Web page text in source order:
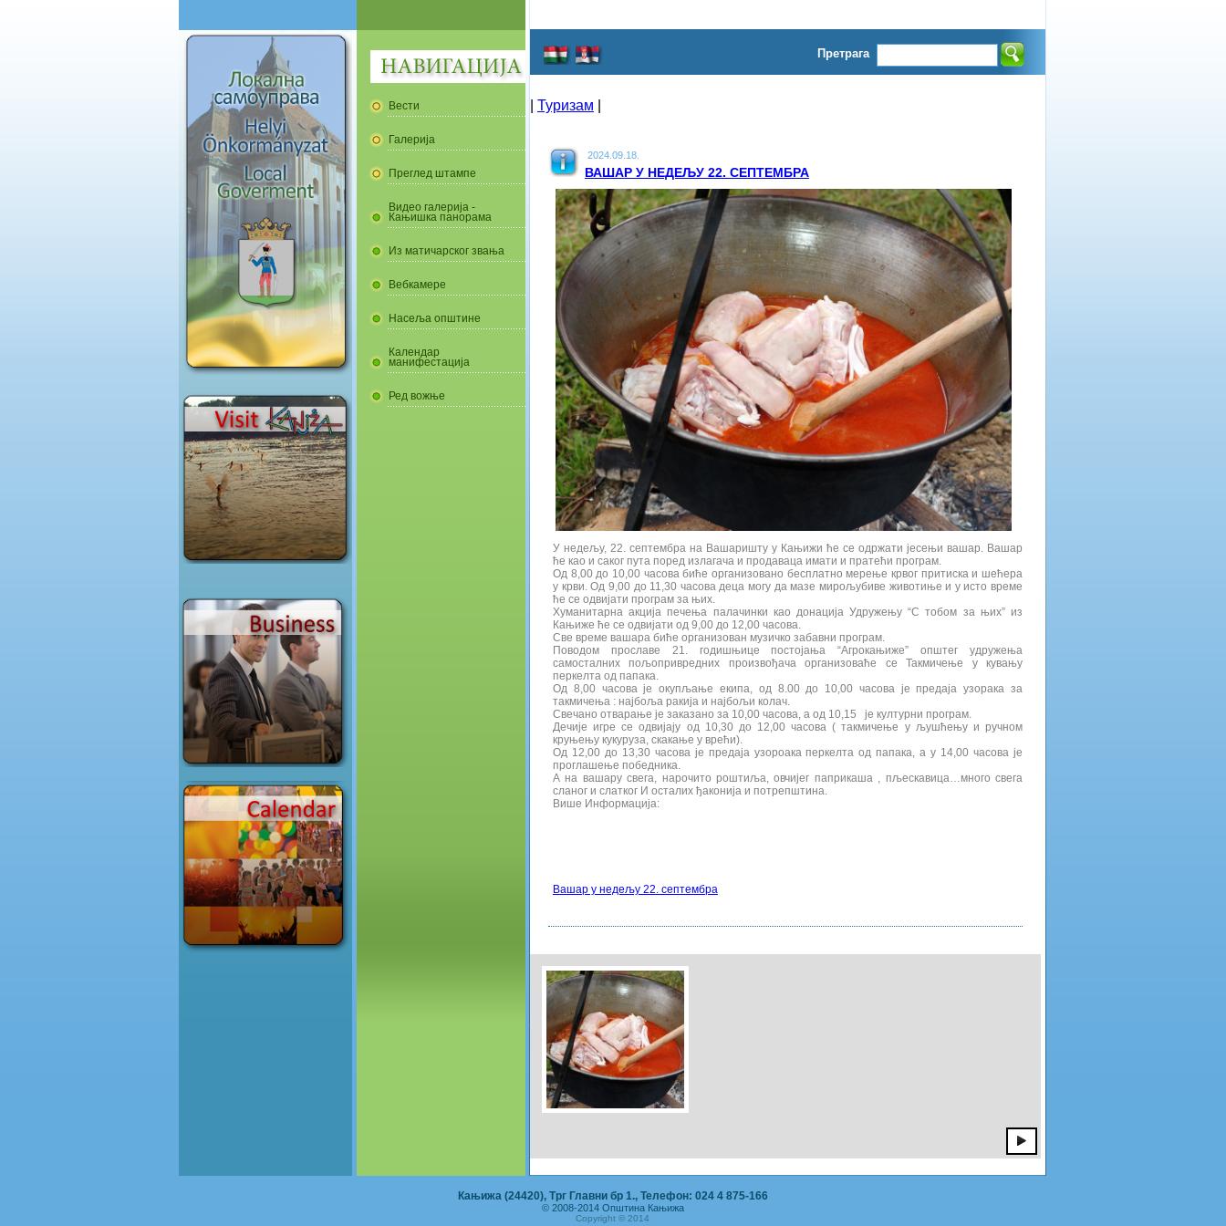
Вести
Галерија
Преглед штампе
Видео галерија -
Кањишка панорама
Из матичарског звања
Вебкамере
Насеља општине
Календар
манифестација
Ред вожње
Претрага
Туризам
2024.09.18.
ВАШАР У НЕДЕЉУ 22. СЕПТЕМБРА
У недељу, 22. септембра на Вашаришту у Кањижи ће се одржати јесењи вашар. Вашар
ће као и саког пута поред излагача и продаваца имати и пратећи програм.
Од 8,00 до 10,00 часова биће организовано бесплатно мерење крвог притиска и шећера
у крви. Од 9,00 до 11,30 часова деца могу да мазе мирољубиве животиње и у исто време
ће се одвијати програм за њих.
Хуманитарна акција печења палачинки као донација Удружењу “С тобом за њих” из
Кањиже ће се одвијати од 9,00 до 12,00 часова.
Све време вашара биће организован музичко забавни програм.
Поводом прославе 21. годишњице постојања “Агрокањиже” општег удружења
самосталних пољопривредних произвођача организоваће се Такмичење у кувању
перкелта од папака.
Од 8,00 часова је окупљање екипа, од 8.00 до 10,00 часова је предаја узорака за
такмичења : најбоља ракија и најбољи колач.
Свечано отварање је заказано за 10,00 часова, а од 10,15 је културни програм.
Дечије игре се одвијају од 10,30 до 12,00 часова ( такмичење у љушћењу и ручном
круњењу кукуруза, скакање у врећи).
Од 12,00 до 13,30 часова је предаја узороака перкелта од папака, а у 14,00 часова је
проглашење победника.
А на вашару свега, нарочито роштиља, овчијег паприкаша , пљескавица…много свега
сланог и слатког И осталих ђаконија и потрепштина.
Више Информација:
Вашар у недељу 22. септембра
Кањижа (24420), Трг Главни бр 1., Телефон: 024 4 875-166
© 2008-2014 Општина Кањижа
Copyright © 2014